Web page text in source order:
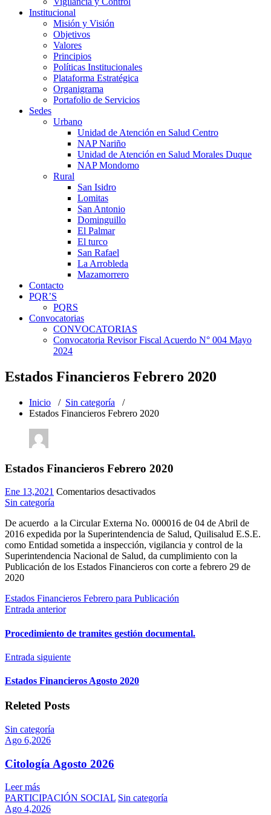
Institucional
Misión y Visión
Objetivos
Valores
Principios
Políticas Institucionales
Plataforma Estratégica
Organigrama
Portafolio de Servicios
Sedes
Urbano
Unidad de Atención en Salud Centro
NAP Nariño
Unidad de Atención en Salud Morales Duque
NAP Mondomo
Rural
San Isidro
Lomitas
San Antonio
Dominguillo
El Palmar
El turco
San Rafael
La Arrobleda
Mazamorrero
Contacto
PQR’S
PQRS
Convocatorias
CONVOCATORIAS
Convocatoria Revisor Fiscal Acuerdo N° 004 Mayo
2024
Estados Financieros Febrero 2020
Inicio / Sin categoría /
Estados Financieros Febrero 2020
Estados Financieros Febrero 2020
Ene 13,2021 Comentarios desactivadosen
Febrero
2020
Sin categoría
De acuerdo a la Circular Externa No. 000016 de 04 de Abril de
2016 expedida por la Superintendencia de Salud, Quilisalud E.S.E.
como Entidad sometida a inspección, vigilancia y control de la
Superintendencia Nacional de Salud, da cumplimiento con la
Publicación de los Estados Financieros con corte a febrero 29 de
2020
Estados Financieros Febrero para Publicación
Entrada anterior
Procedimiento de tramites gestión documental.
Entrada siguiente
Estados Financieros Agosto 2020
Releted Posts
Sin categoría
Ago 6,2026
Citología Agosto 2026
Leer más
PARTICIPACIÓN SOCIAL Sin categoría
Ago 4,2026